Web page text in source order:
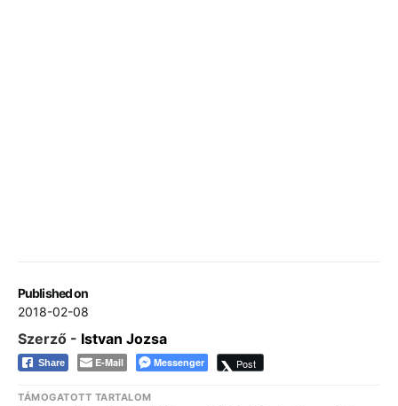
Published on
2018-02-08
Szerző - Istvan Jozsa
Share E-Mail Messenger Post
TÁMOGATOTT TARTALOM